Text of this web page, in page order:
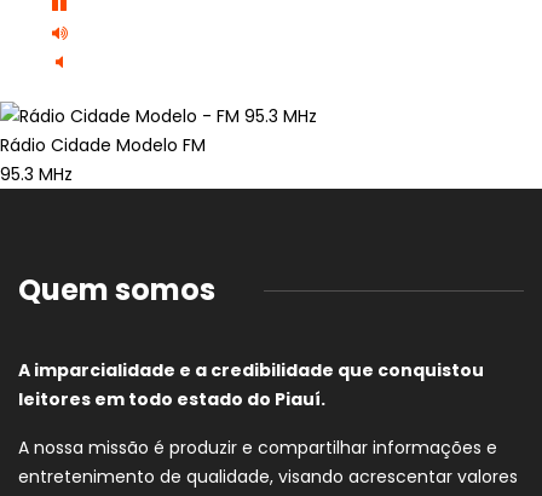
Rádio Cidade Modelo FM
95.3 MHz
Quem somos
A imparcialidade e a credibilidade que conquistou
leitores em todo estado do Piauí.
A nossa missão é produzir e compartilhar informações e
entretenimento de qualidade, visando acrescentar valores